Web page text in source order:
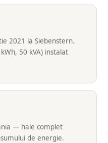
2021 la Siebenstern.
50 kVA) instalat
— hale complet
de energie.